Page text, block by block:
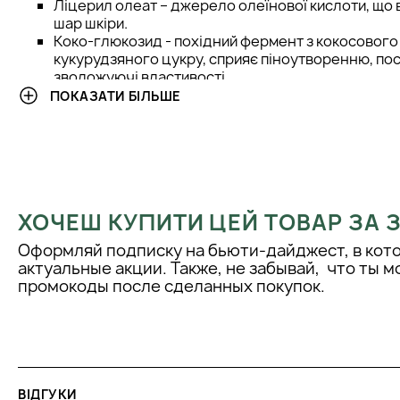
Ліцерил олеат – джерело олеїнової кислоти, що
шар шкіри.
Коко-глюкозид - похідний фермент з кокосового
кукурудзяного цукру, сприяє піноутворенню,
зволожуючі властивості.
Кокоїл глутамат натрію - ПАР рослинного
Засіб нанесіть на вологу шкіру, помасажуйте для створення
Використовуйте на першому етапі у денному та вечірньому
ПОКАЗАТИ БІЛЬШЕ
ХОЧЕШ КУПИТИ ЦЕЙ ТОВАР ЗА
Оформляй подписку на бьюти-дайджест, в
актуальные акции. Также, не забывай, что ты
промокоды после сделанных покупок.
ВІДГУКИ